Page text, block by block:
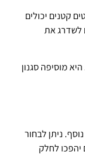
קטנים יכולים
לשדרג את
מוסיפה סגנון
ניתן לבחור
יהפכו לחלק